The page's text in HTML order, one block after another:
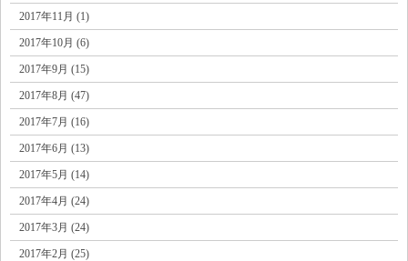
2017年11月 (1)
2017年10月 (6)
2017年9月 (15)
2017年8月 (47)
2017年7月 (16)
2017年6月 (13)
2017年5月 (14)
2017年4月 (24)
2017年3月 (24)
2017年2月 (25)